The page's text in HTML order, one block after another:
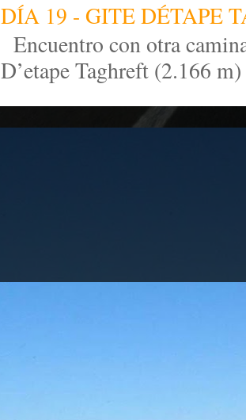
DÍA 19 - GITE DÉTAPE
Encuentro con otra
D’etape Taghreft (2.166